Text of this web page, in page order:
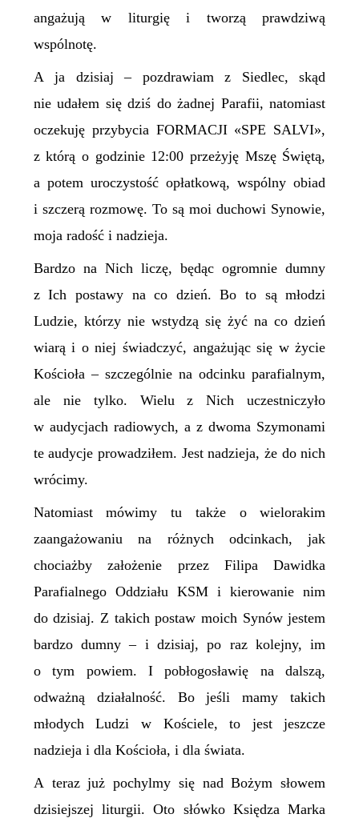
angażują w liturgię i tworzą prawdziwą
wspólnotę.
A ja dzisiaj – pozdrawiam z Siedlec, skąd
nie udałem się dziś do żadnej Parafii, natomiast
oczekuję przybycia FORMACJI «SPE SALVI»,
z którą o godzinie 12:00 przeżyję Mszę Świętą,
a potem uroczystość opłatkową, wspólny obiad
i szczerą rozmowę. To są moi duchowi Synowie,
moja radość i nadzieja.
Bardzo na Nich liczę, będąc ogromnie dumny
z Ich postawy na co dzień. Bo to są młodzi
Ludzie, którzy nie wstydzą się żyć na co dzień
wiarą i o niej świadczyć, angażując się w życie
Kościoła – szczególnie na odcinku parafialnym,
ale nie tylko. Wielu z Nich uczestniczyło
w audycjach radiowych, a z dwoma Szymonami
te audycje prowadziłem. Jest nadzieja, że do nich
wrócimy.
Natomiast mówimy tu także o wielorakim
zaangażowaniu na różnych odcinkach, jak
chociażby założenie przez Filipa Dawidka
Parafialnego Oddziału KSM i kierowanie nim
do dzisiaj. Z takich postaw moich Synów jestem
bardzo dumny – i dzisiaj, po raz kolejny, im
o tym powiem. I pobłogosławię na dalszą,
odważną działalność. Bo jeśli mamy takich
młodych Ludzi w Kościele, to jest jeszcze
nadzieja i dla Kościoła, i dla świata.
A teraz już pochylmy się nad Bożym słowem
dzisiejszej liturgii. Oto słówko Księdza Marka